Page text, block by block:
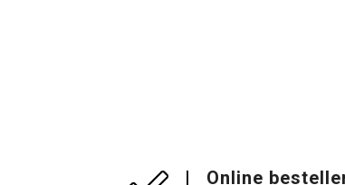
Online